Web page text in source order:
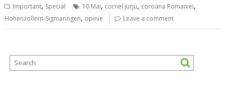
Important, Special 10 Mai, cornel jurju, coroana Romaniei,
Hohenzollern-Sigmaringen, opinie Leave a comment